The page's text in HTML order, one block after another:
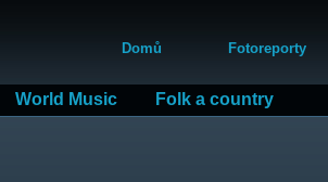
obsahu
Domů Fotoreporty
World Music Folk a country